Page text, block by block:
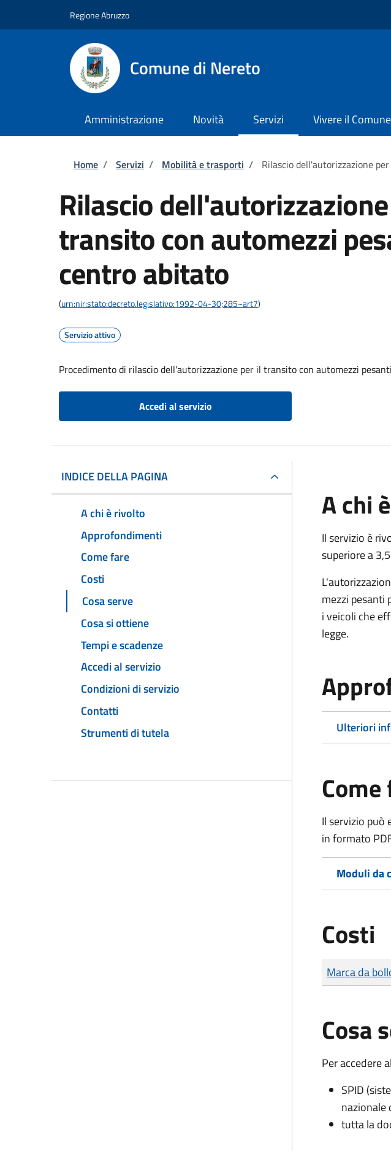
Regione Abruzzo
Comune di Nereto
Amministrazione Novità Servizi Vivere il Comune
Briciole di pane
Home / Servizi / Mobilità e trasporti / Rilascio dell'autorizzazione
Rilascio
transito con automezzi
centro abitato
(urn:nir:stato:decreto.legislativo:1992-04-30;285~art7)
Servizio attivo
Procedimento di rilascio dell'autorizzazione per il transito con automezzi
Accedi al servizio
INDICE DELLA PAGINA
A chi è rivolto
Approfondimenti
Come fare
Costi
Cosa serve
Cosa si ottiene
Tempi e scadenze
Accedi al servizio
Condizioni di servizio
Contatti
Strumenti di tutela
A chi
Il servizio è
superiore a
mezzi pesanti
i veicoli che
legge.
Ulteriori
Come
Il servizio può
in formato
Moduli da
Costi
Tipo di
Importo
Marca da
Cosa
Per accedere
SPID
nazionale
tutta la